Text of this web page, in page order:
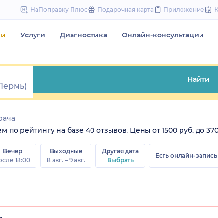
to
НаПоправку Плюс Подарочная карта Приложение
Услуги Диагностика Онлайн-консультации
Найти
по рейтингу на базе 40 отзывов. Цены от 1500 руб. до
Вечер
18:00
Выходные
8 авг. – 9 авг.
Другая дата
Выбрать
Есть онлайн-запись